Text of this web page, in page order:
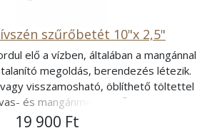
szűrőbetét 10"x 2,5"
elő a vízben, általában a mangánnal
megoldás, berendezés létezik.
visszamosható, öblíthető töltettel
és mangánmentesítő töltetek
szerelt berendezések valamivel
19 900 Ft